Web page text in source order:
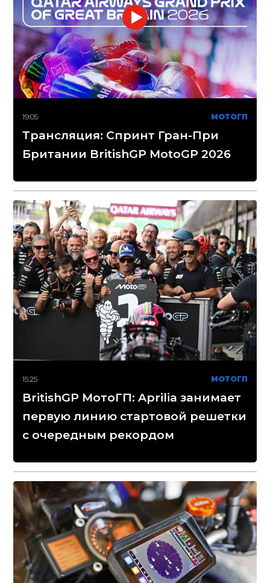
19:05 МОТОГП
Трансляция: Спринт Гран-При
Британии BritishGP MotoGP 2026
15:25 МОТОГП
BritishGP МотоГП: Aprilia занимает
первую линию стартовой решетки
с очередным рекордом